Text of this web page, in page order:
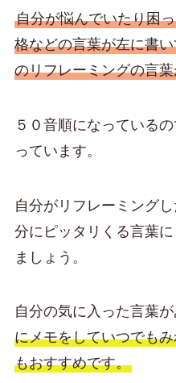
自分が悩んでいたり困
格などの言葉が左に書
のリフレーミングの言
５０音順になっている
っています。
自分がリフレーミング
分にピッタリくる言葉
ましょう。
自分の気に入った言葉が
にメモをしていつでも
もおすすめです。